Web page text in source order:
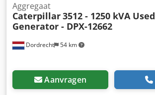
Dordrecht 54 km
Aggregaat
Caterpillar3512 - 1250 kVA Used
Generator - DPX-12662
Aanvragen